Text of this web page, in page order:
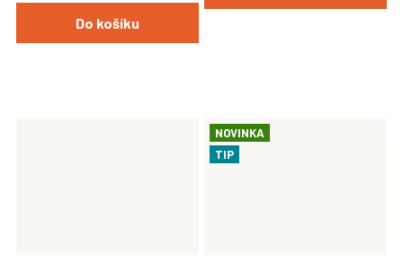
Do košíku
hvězdiček.
NOVINKA
TIP